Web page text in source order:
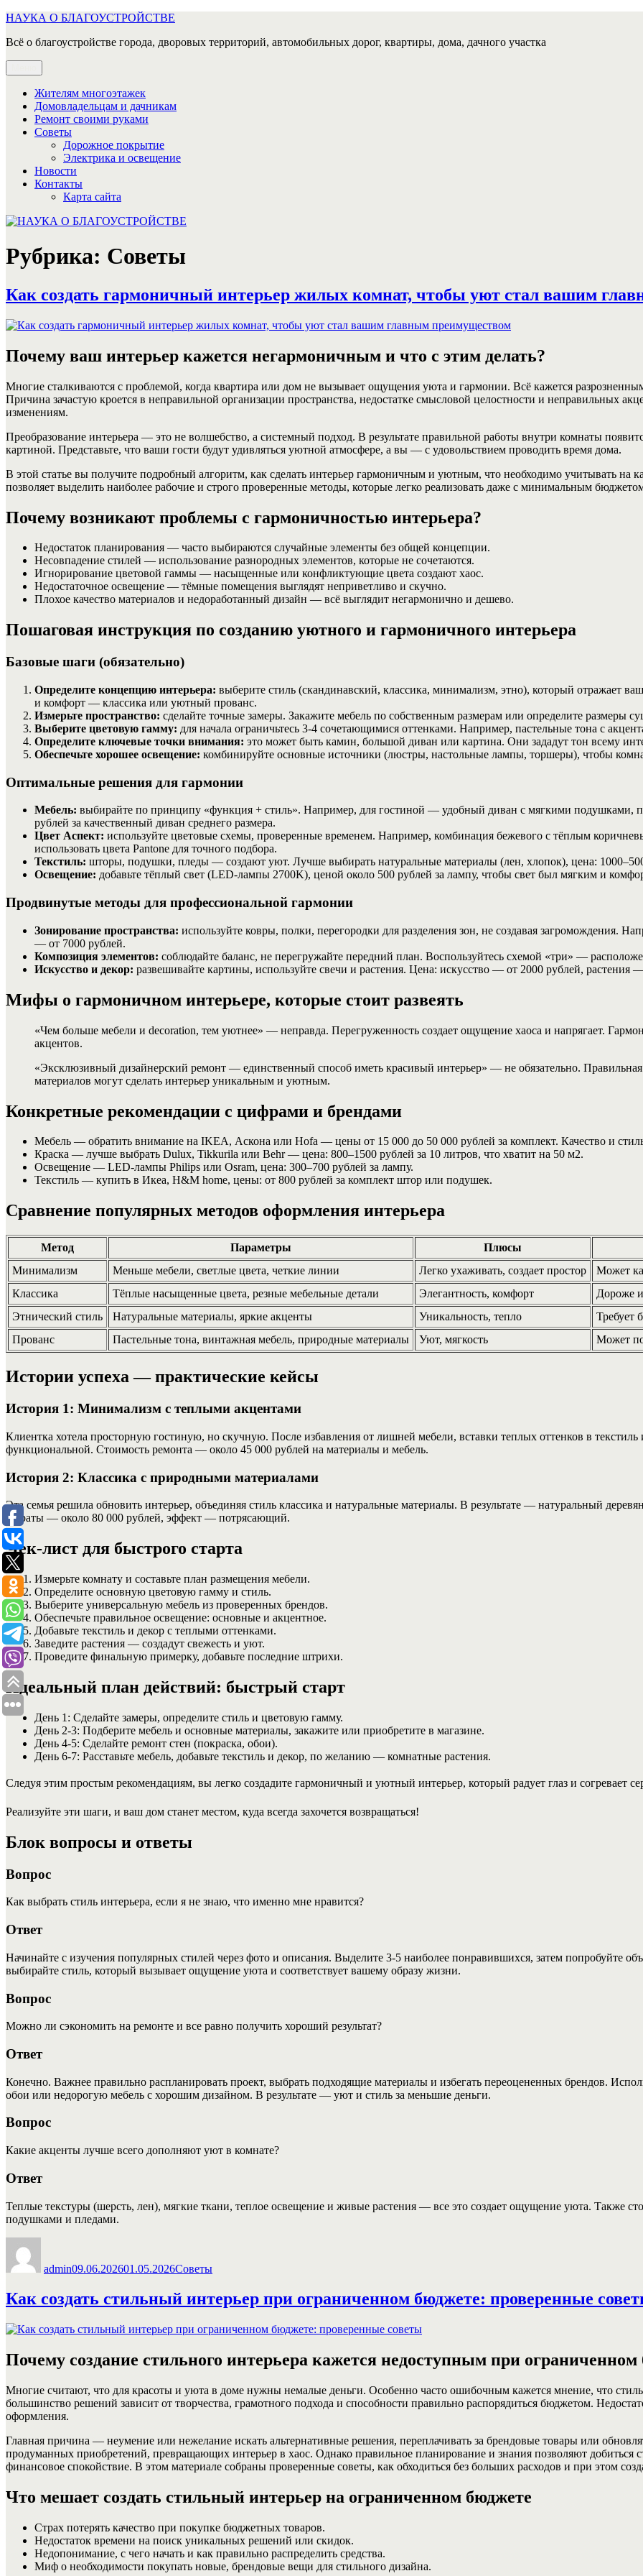
Перейти
содержимому
НАУКА О БЛАГОУСТРОЙСТВЕ
Всё о благоустройстве города, дворовых территорий, автомобильных дорог, квартиры, дома, дачного участка
Жителям многоэтажек
Домовладельцам и дачникам
Ремонт своими руками
Советы
Дорожное покрытие
Электрика и освещение
Новости
Контакты
Карта сайта
Рубрика: Советы
Как создать гармоничный интерьер жилых комнат, чтобы уют стал вашим
Почему ваш интерьер кажется негармоничным и что с этим делать?
Многие сталкиваются с проблемой, когда квартира или дом не вызывает ощущения уюта и гармонии. Всё кажется
Причина зачастую кроется в неправильной организации пространства, недостатке смысловой целостности и неправильных
изменениям.
Преобразование интерьера — это не волшебство, а системный подход. В результате правильной работы внутри комнаты
картиной. Представьте, что ваши гости будут удивляться уютной атмосфере, а вы — с удовольствием проводить время дома.
В этой статье вы получите подробный алгоритм, как сделать интерьер гармоничным и уютным, что необходимо учитывать на
позволяет выделить наиболее рабочие и строго проверенные методы, которые легко реализовать даже с минимальным
Почему возникают проблемы с гармоничностью интерьера?
Недостаток планирования — часто выбираются случайные элементы без общей концепции.
Несовпадение стилей — использование разнородных элементов, которые не сочетаются.
Игнорирование цветовой гаммы — насыщенные или конфликтующие цвета создают хаос.
Недостаточное освещение — тёмные помещения выглядят неприветливо и скучно.
Плохое качество материалов и недоработанный дизайн — всё выглядит негармонично и дешево.
Пошаговая инструкция по созданию уютного и гармоничного интерьера
Базовые шаги (обязательно)
Определите концепцию интерьера: выберите стиль (скандинавский, классика, минимализм, этно), который отражает
и комфорт — классика или уютный прованс.
Измерьте пространство: сделайте точные замеры. Закажите мебель по собственным размерам или определите размеры
Выберите цветовую гамму: для начала ограничьтесь 3-4 сочетающимися оттенками. Например, пастельные тона с
Определите ключевые точки внимания: это может быть камин, большой диван или картина. Они зададут тон всему
Обеспечьте хорошее освещение: комбинируйте основные источники (люстры, настольные лампы, торшеры), чтобы
Оптимальные решения для гармонии
Мебель: выбирайте по принципу «функция + стиль». Например, для гостиной — удобный диван с мягкими подушками,
рублей за качественный диван среднего размера.
Цвет Аспект: используйте цветовые схемы, проверенные временем. Например, комбинация бежевого с тёплым
использовать цвета Pantone для точного подбора.
Текстиль: шторы, подушки, пледы — создают уют. Лучше выбирать натуральные материалы (лен, хлопок), цена:
Освещение: добавьте тёплый свет (LED-лампы 2700K), ценой около 500 рублей за лампу, чтобы свет был мягким и
Продвинутые методы для профессиональной гармонии
Зонирование пространства: используйте ковры, полки, перегородки для разделения зон, не создавая загромождения.
— от 7000 рублей.
Композиция элементов: соблюдайте баланс, не перегружайте передний план. Воспользуйтесь схемой «три» —
Искусство и декор: развешивайте картины, используйте свечи и растения. Цена: искусство — от 2000 рублей, растения
Мифы о гармоничном интерьере, которые стоит развеять
«Чем больше мебели и decoration, тем уютнее» — неправда. Перегруженность создает ощущение хаоса и напрягает.
акцентов.
«Эксклюзивный дизайнерский ремонт — единственный способ иметь красивый интерьер» — не обязательно.
материалов могут сделать интерьер уникальным и уютным.
Конкретные рекомендации с цифрами и брендами
Мебель — обратить внимание на IKEA, Аскона или Hofa — цены от 15 000 до 50 000 рублей за комплект. Качество и
Краска — лучше выбрать Dulux, Tikkurila или Behr — цена: 800–1500 рублей за 10 литров, что хватит на 50 м2.
Освещение — LED-лампы Philips или Osram, цена: 300–700 рублей за лампу.
Текстиль — купить в Икеа, H&M home, цены: от 800 рублей за комплект штор или подушек.
Сравнение популярных методов оформления интерьера
Метод Параметры Плюсы
Минимализм
Меньше мебели, светлые цвета, четкие линии Легко ухаживать, создает простор
Может
Классика
Тёплые насыщенные цвета, резные мебельные детали Элегантность, комфорт
Дороже
Этнический стиль
Натуральные материалы, яркие акценты Уникальность, тепло
Требует
Прованс
Пастельные тона, винтажная мебель, природные материалы Уют, мягкость Может
Истории успеха — практические кейсы
История 1: Минимализм с теплыми акцентами
Клиентка хотела просторную гостиную, но скучную. После избавления от лишней мебели, вставки теплых оттенков в
функциональной. Стоимость ремонта — около 45 000 рублей на материалы и мебель.
История 2: Классика с природными материалами
Эта семья решила обновить интерьер, объединяя стиль классика и натуральные материалы. В результате — натуральный
затраты — около 80 000 рублей, эффект — потрясающий.
Чек-лист для быстрого старта
Измерьте комнату и составьте план размещения мебели.
Определите основную цветовую гамму и стиль.
Выберите универсальную мебель из проверенных брендов.
Обеспечьте правильное освещение: основные и акцентное.
Добавьте текстиль и декор с теплыми оттенками.
Заведите растения — создадут свежесть и уют.
Проведите финальную примерку, добавьте последние штрихи.
Идеальный план действий: быстрый старт
День 1: Сделайте замеры, определите стиль и цветовую гамму.
День 2-3: Подберите мебель и основные материалы, закажите или приобретите в магазине.
День 4-5: Сделайте ремонт стен (покраска, обои).
День 6-7: Расставьте мебель, добавьте текстиль и декор, по желанию — комнатные растения.
Следуя этим простым рекомендациям, вы легко создадите гармоничный и уютный интерьер, который радует глаз и согревает
Реализуйте эти шаги, и ваш дом станет местом, куда всегда захочется возвращаться!
Блок вопросы и ответы
Вопрос
Как выбрать стиль интерьера, если я не знаю, что именно мне нравится?
Ответ
Начинайте с изучения популярных стилей через фото и описания. Выделите 3-5 наиболее понравившихся, затем
выбирайте стиль, который вызывает ощущение уюта и соответствует вашему образу жизни.
Вопрос
Можно ли сэкономить на ремонте и все равно получить хороший результат?
Ответ
Конечно. Важнее правильно распланировать проект, выбрать подходящие материалы и избегать переоцененных брендов.
обои или недорогую мебель с хорошим дизайном. В результате — уют и стиль за меньшие деньги.
Вопрос
Какие акценты лучше всего дополняют уют в комнате?
Ответ
Теплые текстуры (шерсть, лен), мягкие ткани, теплое освещение и живые растения — все это создает ощущение уюта. Также
подушками и пледами.
admin09.06.202601.05.2026Советы
Как создать стильный интерьер при ограниченном бюджете: проверенные
Почему создание стильного интерьера кажется недоступным при ограниченном
Многие считают, что для красоты и уюта в доме нужны немалые деньги. Особенно часто ошибочным кажется мнение, что
большинство решений зависит от творчества, грамотного подхода и способности правильно распорядиться бюджетом.
оформления.
Главная причина — неумение или нежелание искать альтернативные решения, переплачивать за брендовые товары или
продуманных приобретений, превращающих интерьер в хаос. Однако правильное планирование и знания позволяют добиться
финансовое спокойствие. В этом материале собраны проверенные советы, как обходиться без больших расходов и при этом
Что мешает создать стильный интерьер на ограниченном бюджете
Страх потерять качество при покупке бюджетных товаров.
Недостаток времени на поиск уникальных решений или скидок.
Недопонимание, с чего начать и как правильно распределить средства.
Миф о необходимости покупать новые, брендовые вещи для стильного дизайна.